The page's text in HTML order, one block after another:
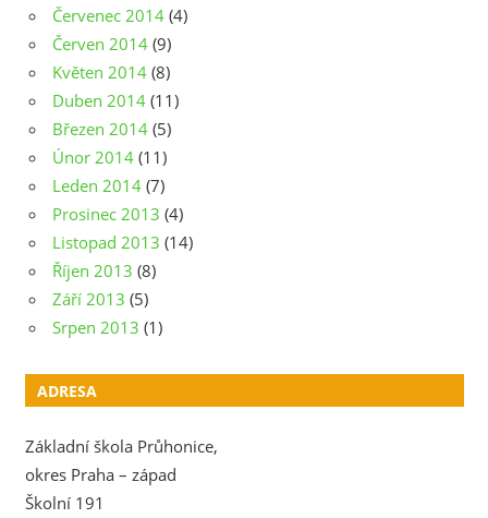
Červenec 2014 (4)
Červen 2014 (9)
Květen 2014 (8)
Duben 2014 (11)
Březen 2014 (5)
Únor 2014 (11)
Leden 2014 (7)
Prosinec 2013 (4)
Listopad 2013 (14)
Říjen 2013 (8)
Září 2013 (5)
Srpen 2013 (1)
ADRESA
Základní škola Průhonice,
okres Praha – západ
Školní 191